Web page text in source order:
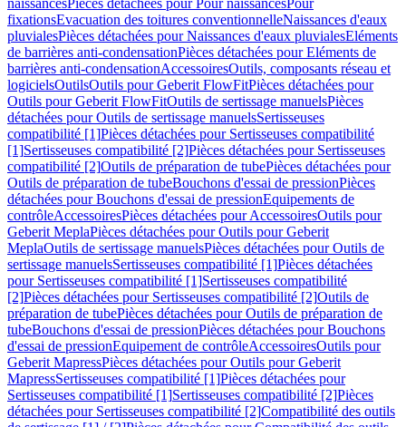
naissancesPièces détachées pour Pour naissancesPour
fixationsEvacuation des toitures conventionnelleNaissances d'eaux
pluvialesPièces détachées pour Naissances d'eaux pluvialesEléments
de barrières anti-condensationPièces détachées pour Eléments de
barrières anti-condensationAccessoiresOutils, composants réseau et
logicielsOutilsOutils pour Geberit FlowFitPièces détachées pour
Outils pour Geberit FlowFitOutils de sertissage manuelsPièces
détachées pour Outils de sertissage manuelsSertisseuses
compatibilité [1]Pièces détachées pour Sertisseuses compatibilité
[1]Sertisseuses compatibilité [2]Pièces détachées pour Sertisseuses
compatibilité [2]Outils de préparation de tubePièces détachées pour
Outils de préparation de tubeBouchons d'essai de pressionPièces
détachées pour Bouchons d'essai de pressionEquipements de
contrôleAccessoiresPièces détachées pour AccessoiresOutils pour
Geberit MeplaPièces détachées pour Outils pour Geberit
MeplaOutils de sertissage manuelsPièces détachées pour Outils de
sertissage manuelsSertisseuses compatibilité [1]Pièces détachées
pour Sertisseuses compatibilité [1]Sertisseuses compatibilité
[2]Pièces détachées pour Sertisseuses compatibilité [2]Outils de
préparation de tubePièces détachées pour Outils de préparation de
tubeBouchons d'essai de pressionPièces détachées pour Bouchons
d'essai de pressionEquipement de contrôleAccessoiresOutils pour
Geberit MapressPièces détachées pour Outils pour Geberit
MapressSertisseuses compatibilité [1]Pièces détachées pour
Sertisseuses compatibilité [1]Sertisseuses compatibilité [2]Pièces
détachées pour Sertisseuses compatibilité [2]Compatibilité des outils